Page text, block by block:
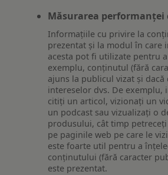
Măsurarea
Informațiile cu privire la
prezentat și la modul în care
acesta pot fi utilizate pentru
exemplu, conținutul (fără
ajuns la publicul vizat și dacă
intereselor dvs. De exemplu,
citiți un articol, vizionați un
un podcast sau vizualizați o
produsului, cât timp petreceți
pe paginile web pe care le
este foarte util pentru a
conținutului (fără caracter
este prezentat.